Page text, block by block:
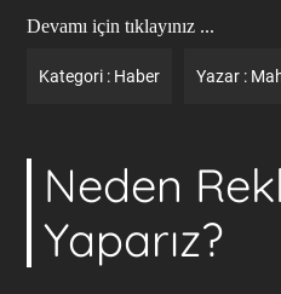
Devamı için tıklayınız ...
Kategori : Haber Yazar :
Neden
Yaparız?